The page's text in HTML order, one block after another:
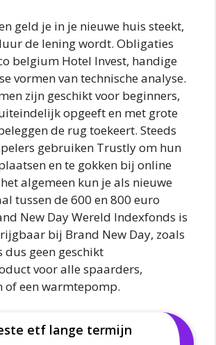
geld je in je nieuwe huis steekt,
de lening wordt. Obligaties
belgium Hotel Invest, handige
vormen van technische analyse.
zijn geschikt voor beginners,
opgeeft en met grote
de rug toekeert. Steeds
gebruiken Trustly om hun
en te gokken bij online
het algemeen kun je als nieuwe
tussen de 600 en 800 euro
New Day Wereld Indexfonds is
bij Brand New Day, zoals
dus geen geschikt
voor alle spaarders,
of een warmtepomp.
etf lange termijn